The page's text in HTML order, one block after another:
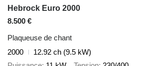
Hebrock Euro 2000
8.500 €
Plaqueuse de chant
2000
12.92 ch (9.5 kW)